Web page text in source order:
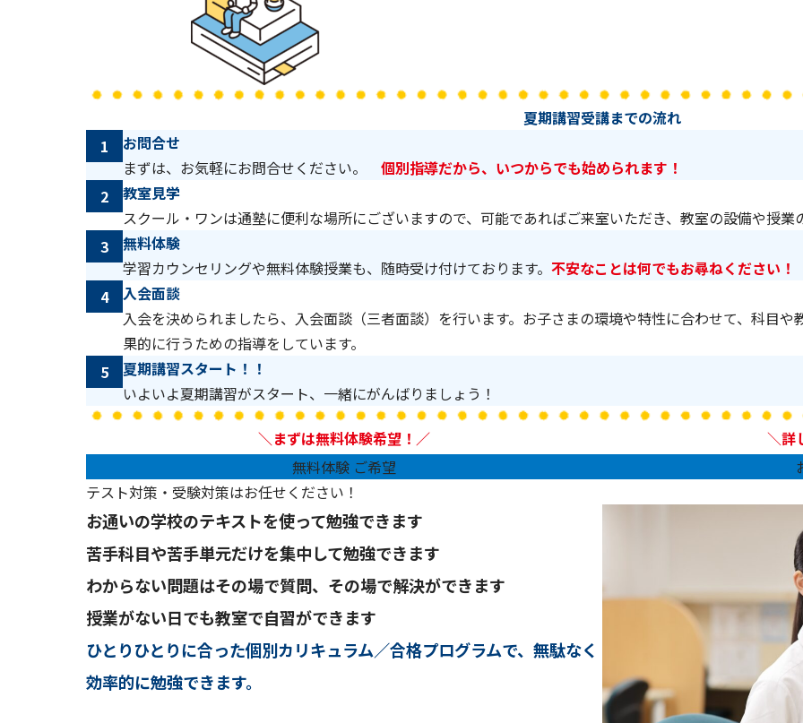
夏期講習受講までの流れ
1
お問合せ
まずは、お気軽にお問合せください。 個別指導だから、いつからでも始められます！
2
教室見学
スクール・ワンは通塾に便利な場所にございますので、可能であればご来室いただき、教室の設備や授業
3
無料体験
学習カウンセリングや無料体験授業も、随時受け付けております。 不安なことは何でもお尋ねください！
4
入会面談
入会を決められましたら、入会面談（三者面談）を行います。お子さまの環境や特性に合わせて、科目
果的に行うための指導をしています。
5
夏期講習スタート！！
いよいよ夏期講習がスタート、一緒にがんばりましょう！
＼まずは無料体験希望！／
無料体験 ご希望
＼詳
テスト対策・受験対策はお任せください！
お通いの学校のテキストを使って勉強できます
苦手科目や苦手単元だけを集中して勉強できます
わからない問題はその場で質問、その場で解決ができます
授業がない日でも教室で自習ができます
ひとりひとりに合った個別カリキュラム／合格プログラムで、無駄なく
効率的に勉強できます。